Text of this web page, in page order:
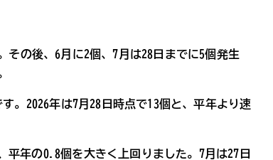
その後、6月に2個、7月は28日までに5個発生
。2026年は7月28日時点で13個と、平年より速
平年の0.8個を大きく上回りました。7月は27日